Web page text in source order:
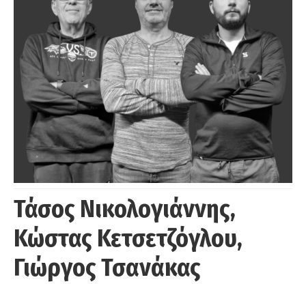
Τάσος Νικολογιάννης,
Κώστας Κετσετζόγλου,
Γιώργος Τσανάκας